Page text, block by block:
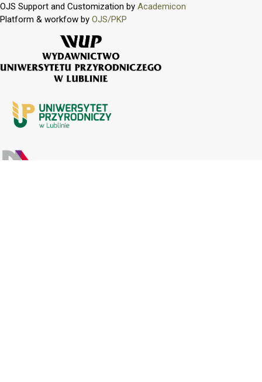
OJS Support and Customization by Academicon
Platform & workfow by OJS/PKP